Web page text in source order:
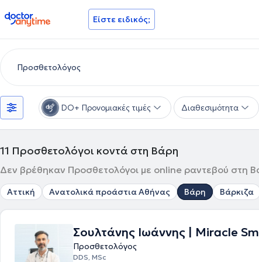
doctoranytime Είστε ειδικός;
DO+ Προνομιακές τιμές Διαθεσιμότητα
11 Προσθετολόγοι κοντά στη Βάρη
Δεν βρέθηκαν Προσθετολόγοι με online ραντεβού στη
Αττική Ανατολικά προάστια Αθήνας Βάρη Βάρκιζα
Σουλτάνης Ιωάννης | Miracle
Προσθετολόγος
DDS, MSc